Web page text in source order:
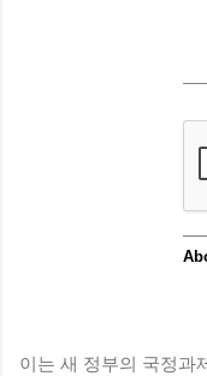
이는 새 정부의 국정과